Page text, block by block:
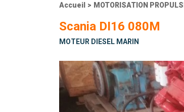
Accueil > MOTORISATION
Scania DI16 080M
MOTEUR DIESEL MARIN